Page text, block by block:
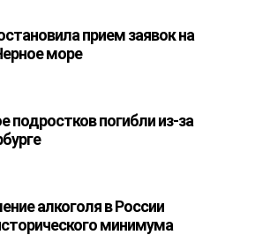
прием заявок на
море
подростков погибли из-за
алкоголя в России
минимума